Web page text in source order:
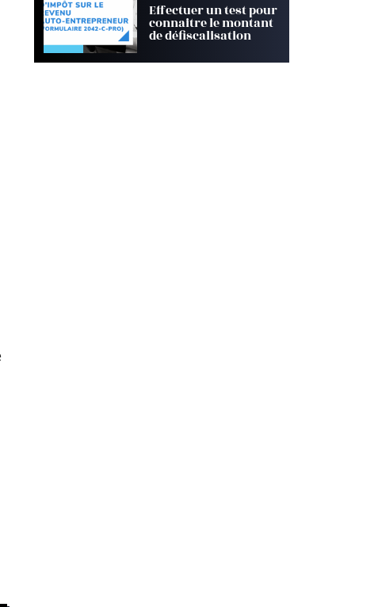
Effectuer un test pour
connaitre le montant
de défiscalisation